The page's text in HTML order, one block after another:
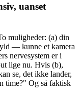
uanset
muligheder: (a) din
— kunne et kamera
nervesystem er i
lige nu. Hvis (b),
se, det ikke lander,
time?" Og så faktisk